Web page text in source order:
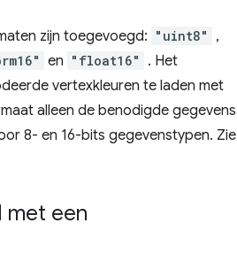
zijn toegevoegd: "uint8" ,
en "float16"
. Het
vertexkleuren te laden met
alleen de benodigde gegevens
8- en 16-bits gegevenstypen. Zie
met een